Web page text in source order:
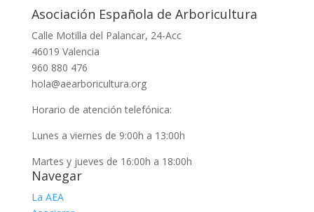
Asociación Española de Arboricultura
Calle Motilla del Palancar, 24-Acc
46019 Valencia
960 880 476
hola@aearboricultura.org
Horario de atención telefónica:
Lunes a viernes de 9:00h a 13:00h
Martes y jueves de 16:00h a 18:00h
Navegar
La AEA